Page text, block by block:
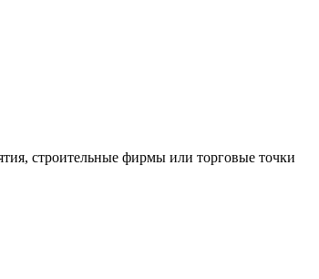
строительные фирмы или торговые точки